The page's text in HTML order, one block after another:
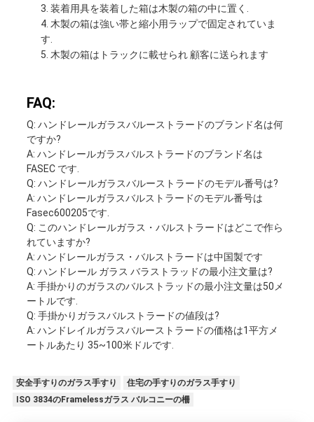
装着用具を装着した箱は木製の箱の中に置く.
木製の箱は強い帯と縮小用ラップで固定されていま
す.
木製の箱はトラックに載せられ 顧客に送られます
FAQ:
Q: ハンドレールガラスバルーストラードのブランド名は何
ですか?
A: ハンドレールガラスバルストラードのブランド名は
FASEC です.
Q: ハンドレールガラスバルーストラードのモデル番号は?
A: ハンドレールガラスバルストラードのモデル番号は
Fasec600205です.
Q: このハンドレールガラス・バルストラードはどこで作ら
れていますか?
A: ハンドレールガラス・バルストラードは中国製です
Q: ハンドレール ガラス バラストラッドの最小注文量は?
A: 手掛かりのガラスのバルストラッドの最小注文量は50メ
ートルです.
Q: 手掛かりガラスバルストラードの値段は?
A: ハンドレイルガラスバルーストラードの価格は1平方メ
ートルあたり 35~100米ドルです.
安全手すりのガラス手すり
住宅の手すりのガラス手すり
ISO 3834のFramelessガラス バルコニーの柵